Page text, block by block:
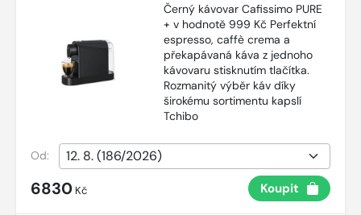
Černý kávovar Cafissimo PURE
+ v hodnotě 999 Kč Perfektní
espresso, caffè crema a
překapávaná káva z jednoho
kávovaru stisknutím tlačítka.
Rozmanitý výběr káv díky
širokému sortimentu kapslí
Tchibo
Od:
6830 Kč Koupit